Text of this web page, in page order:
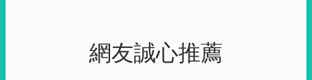
網友誠心推薦